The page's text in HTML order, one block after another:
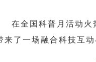
在全国科普月活动火
来了一场融合科技互